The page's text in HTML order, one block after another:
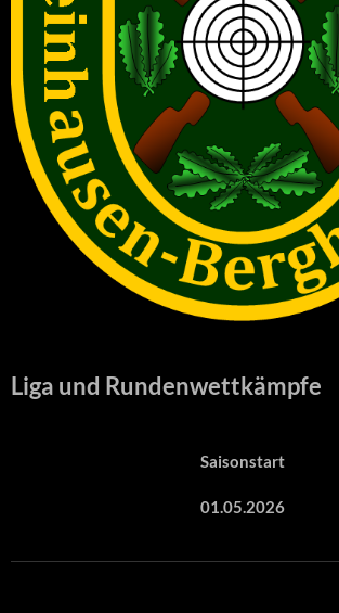
Liga und Rundenwettkämpfe
Saisonstart
01.05.2026